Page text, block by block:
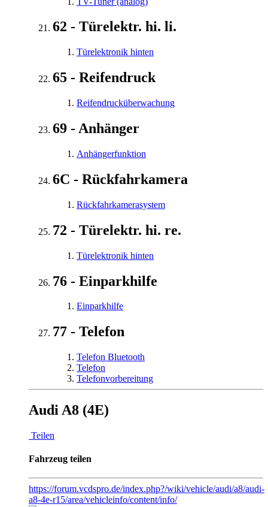
62 - Türelektr. hi. li.
Türelektronik hinten
65 - Reifendruck
Reifendrucküberwachung
69 - Anhänger
Anhängerfunktion
6C - Rückfahrkamera
Rückfahrkamerasystem
72 - Türelektr. hi. re.
Türelektronik hinten
76 - Einparkhilfe
Einparkhilfe
77 - Telefon
Telefon Bluetooth
Telefon
Telefonvorbereitung
Audi A8 (4E)
Teilen
Fahrzeug teilen
https://forum.vcdspro.de/index.php?/wiki/vehicle/audi/a8/audi-
a8-4e-r15/area/vehicleinfo/content/info/